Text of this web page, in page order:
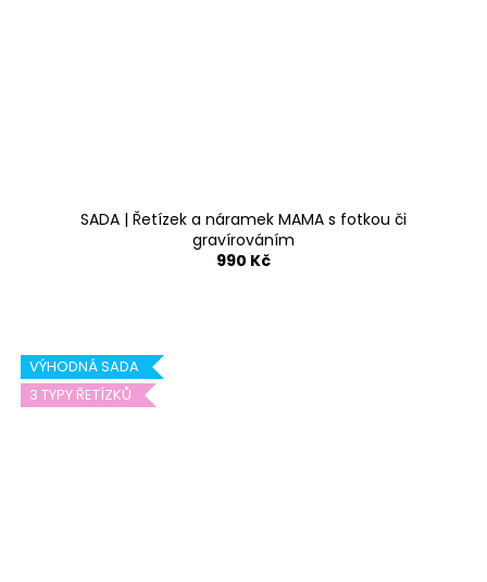
SADA | Řetízek a náramek MAMA s fotkou či
gravírováním
990 Kč
VÝHODNÁ SADA
3 TYPY ŘETÍZKŮ